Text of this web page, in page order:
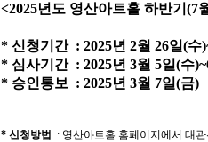
<2025년도 영산아트홀 하반기 (7
* 신청기간 : 2025년 2월 26일(수
* 심사기간 : 2025년 3월 5일(수
* 승인통보 : 2025년 3월 7일(금)
* 신청방법 : 영산아트홀 홈페이지에서 대